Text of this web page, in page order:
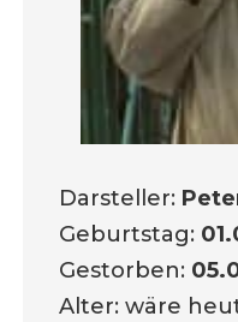
Darsteller:
Geburtstag:
Gestorben:
Alter: wäre